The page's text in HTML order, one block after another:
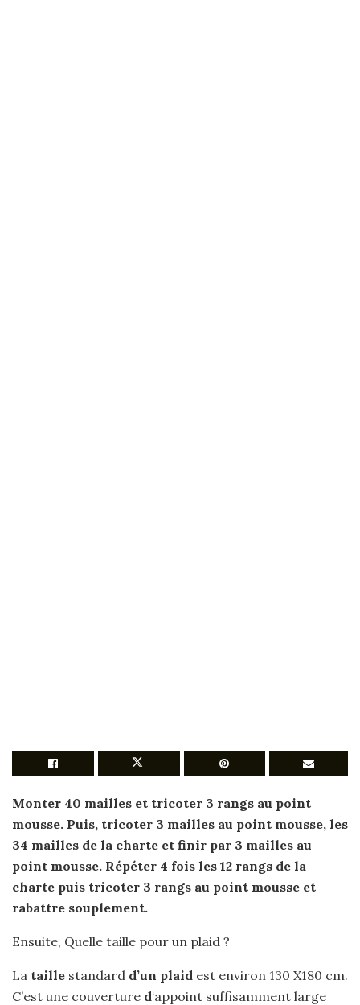
Monter 40 mailles et tricoter 3 rangs au point
mousse. Puis, tricoter 3 mailles au point mousse, les
34 mailles de la charte et finir par 3 mailles au
point mousse. Répéter 4 fois les 12 rangs de la
charte puis tricoter 3 rangs au point mousse et
rabattre souplement.
Ensuite, Quelle taille pour un plaid ?
La taille standard d’un plaid est environ 130 X180 cm.
C’est une couverture d‘appoint suffisamment large